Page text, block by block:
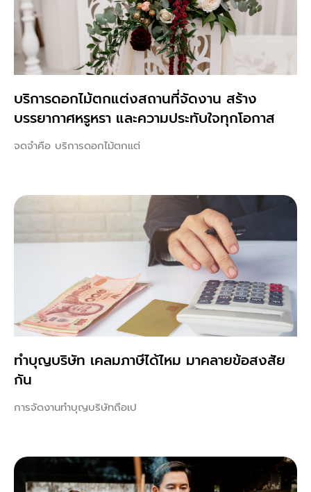
บริการดอกไม้ตกแต่งสถานที่จัดงาน สร้าง
บรรยากาศหรูหรา และความประทับใจทุกโอกาส
จดจำคือ บริการดอกไม้ตกแต่
ทําบุญบริษัท เคลมภาษีได้ไหม มาคลายข้อสงสัย
กัน
การจัดงานทำบุญบริษัทถือเป